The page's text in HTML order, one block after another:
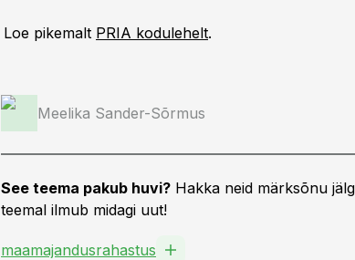
Loe pikemalt PRIA kodulehelt.
Meelika Sander-Sõrmus
See teema pakub huvi? Hakka neid märksõnu
teemal ilmub midagi uut!
maamajandusrahastus